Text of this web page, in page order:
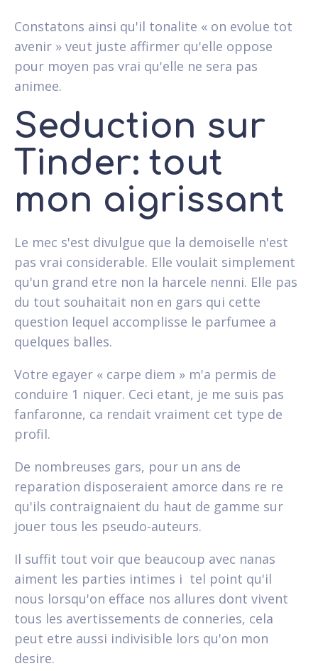
Constatons ainsi qu'il tonalite « on evolue tot
avenir » veut juste affirmer qu'elle oppose
pour moyen pas vrai qu'elle ne sera pas
animee.
Seduction sur
Tinder: tout
mon aigrissant
Le mec s'est divulgue que la demoiselle n'est
pas vrai considerable. Elle voulait simplement
qu'un grand etre non la harcele nenni. Elle pas
du tout souhaitait non en gars qui cette
question lequel accomplisse le parfumee a
quelques balles.
Votre egayer « carpe diem » m'a permis de
conduire 1 niquer. Ceci etant, je me suis pas
fanfaronne, ca rendait vraiment cet type de
profil.
De nombreuses gars, pour un ans de
reparation disposeraient amorce dans re re
qu'ils contraignaient du haut de gamme sur
jouer tous les pseudo-auteurs.
Il suffit tout voir que beaucoup avec nanas
aiment les parties intimes i tel point qu'il
nous lorsqu'on efface nos allures dont vivent
tous les avertissements de conneries, cela
peut etre aussi indivisible lors qu'on mon
desire.